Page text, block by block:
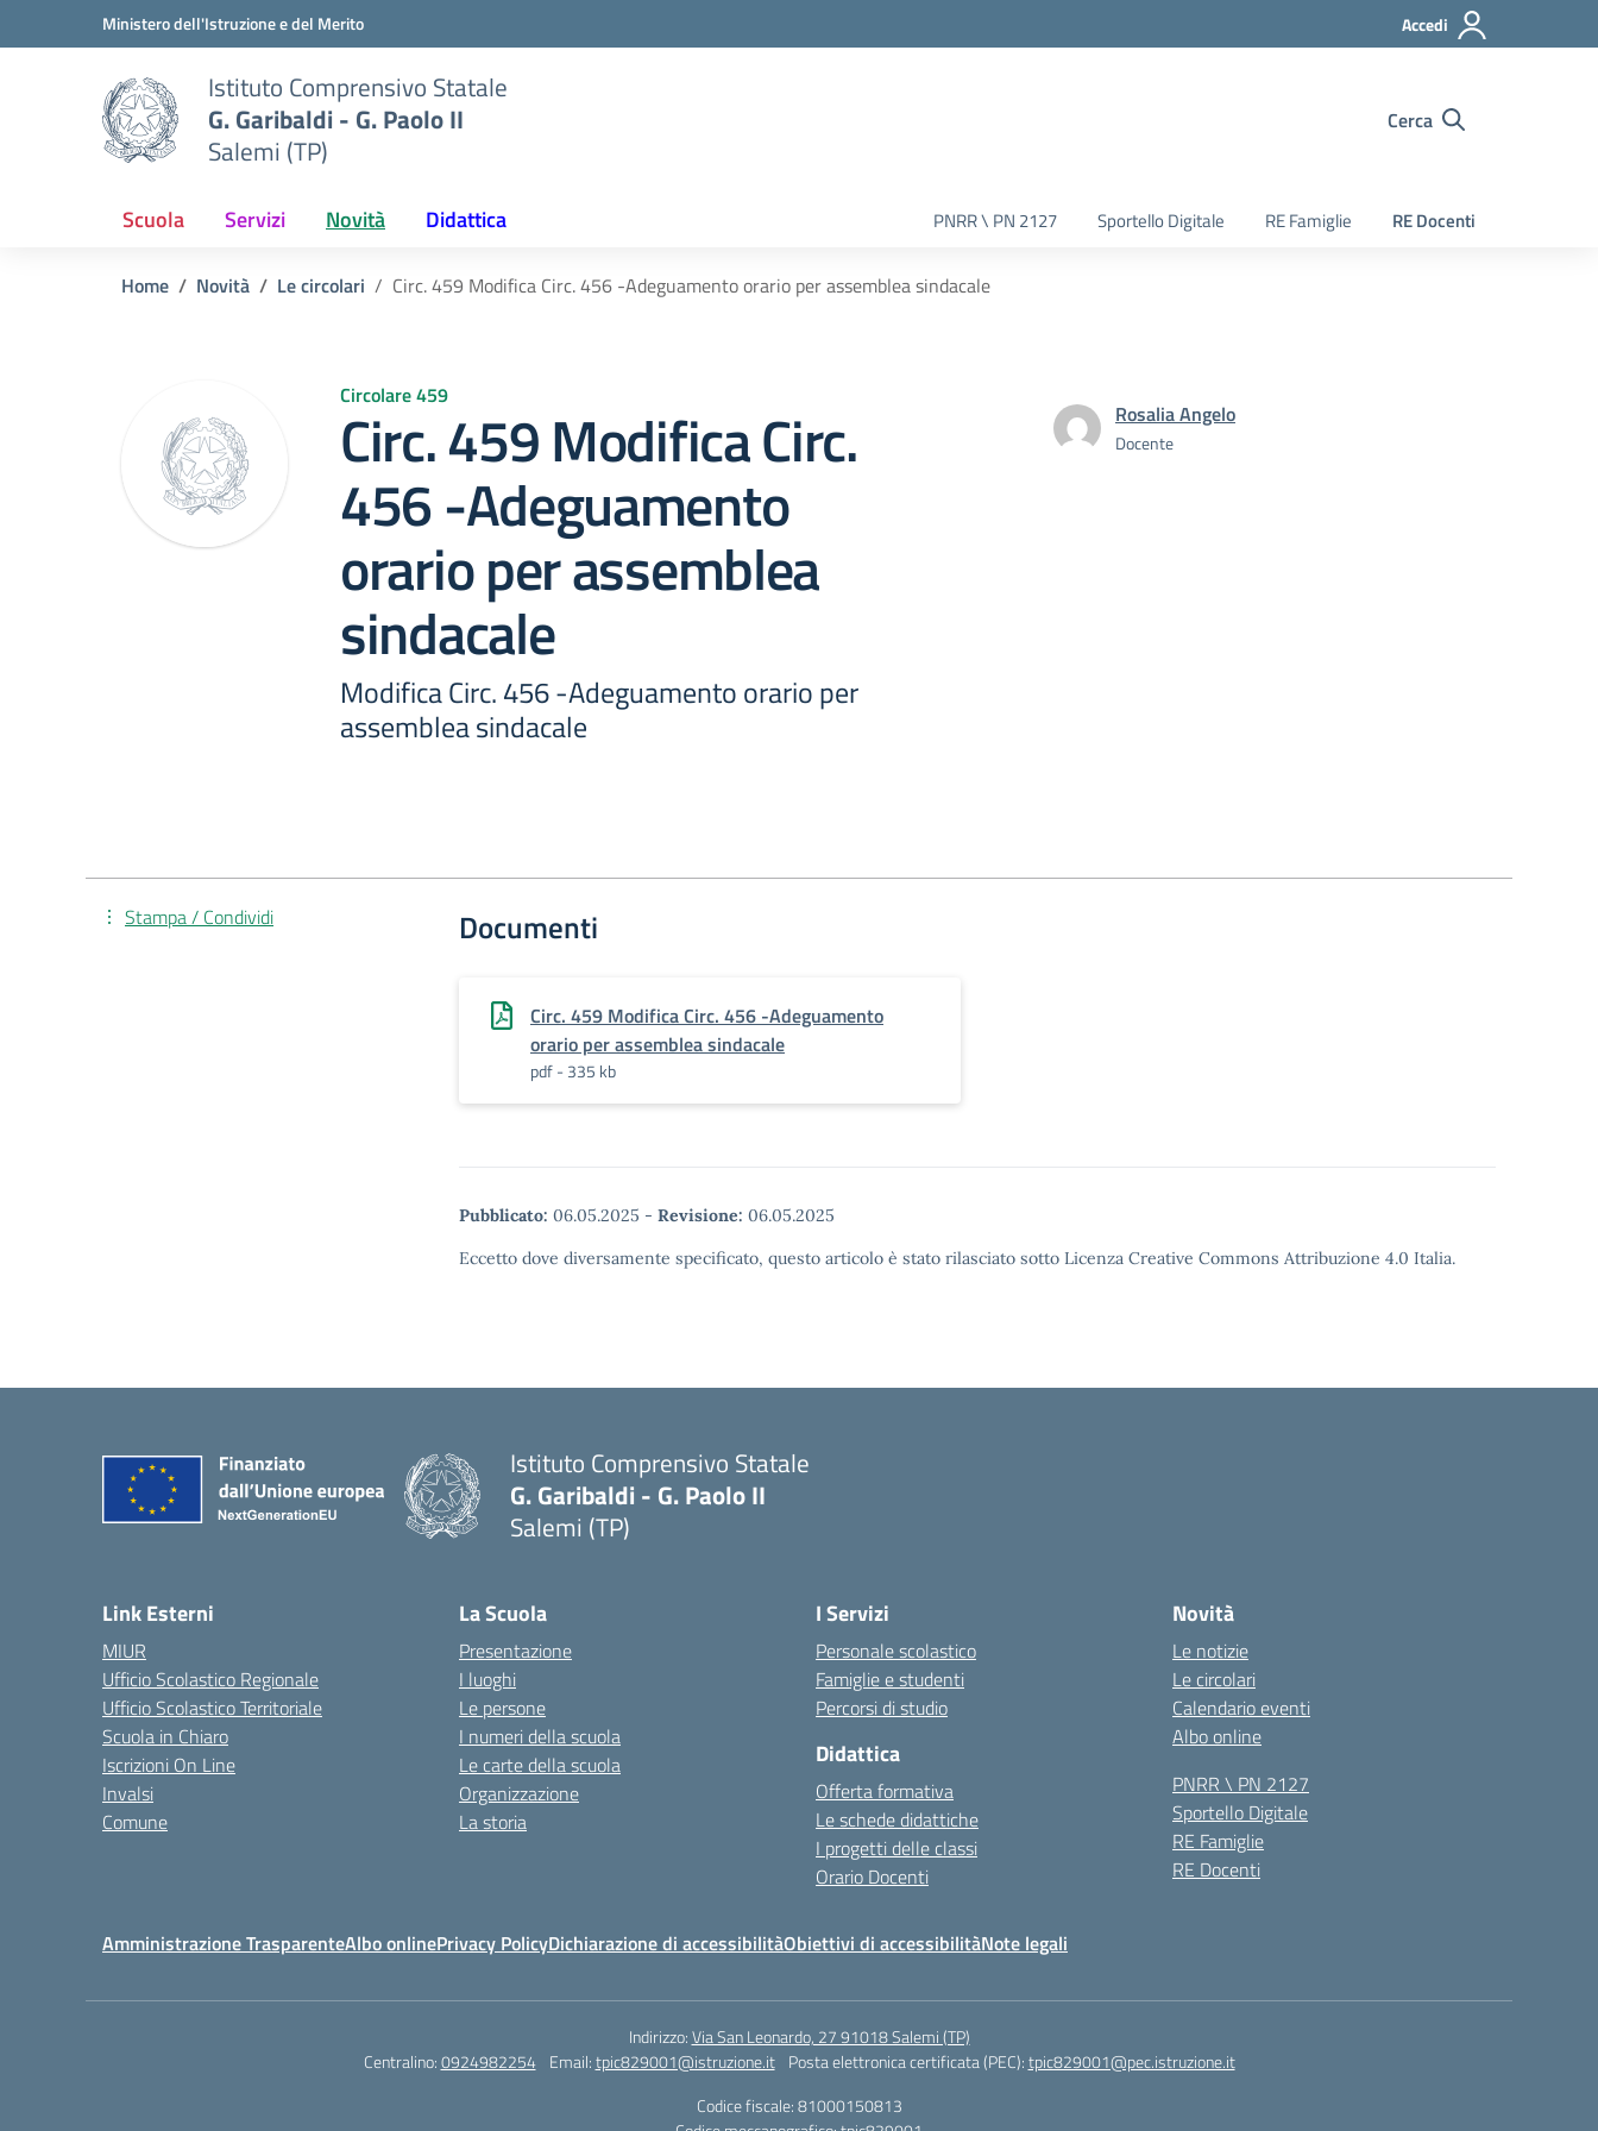
Vai ai contenuti
Vai al menu di navigazioneMinistero dell'Istruzione e del Merito Accedi
Istituto Comprensivo Statale
G. Garibaldi - G. Paolo II
Salemi (TP)
Cerca
Scuola Servizi Novità Didattica PNRR \ PN 2127 Sportello Digitale RE Famiglie RE Docenti
Home Novità Le circolari Circ. 459 Modifica Circ. 456 -Adeguamento orario per assemblea sindacale
Circolare 459
Circ. 459 Modifica Circ.
456 -Adeguamento
orario per assemblea
sindacale
Modifica Circ. 456 -Adeguamento orario per
assemblea sindacale
Rosalia Angelo
Docente
Documenti
Circ. 459 Modifica Circ. 456 -Adeguamento
orario per assemblea sindacale
pdf - 335 kb
Pubblicato: 06.05.2025 - Revisione: 06.05.2025
Eccetto dove diversamente specificato, questo articolo è stato rilasciato sotto Licenza Creative Commons Attribuzione 4.0 Italia.
Stampa / Condividi
Istituto Comprensivo Statale
G. Garibaldi - G. Paolo II
Salemi (TP)
Link Esterni
MIUR
Ufficio Scolastico Regionale
Ufficio Scolastico Territoriale
Scuola in Chiaro
Iscrizioni On Line
Invalsi
Comune
La Scuola
Presentazione
I luoghi
Le persone
I numeri della scuola
Le carte della scuola
Organizzazione
La storia
I Servizi
Personale scolastico
Famiglie e studenti
Percorsi di studio
Didattica
Offerta formativa
Le schede didattiche
I progetti delle classi
Orario Docenti
Novità
Le notizie
Le circolari
Calendario eventi
Albo online
PNRR \ PN 2127
Sportello Digitale
RE Famiglie
RE Docenti
Amministrazione TrasparenteAlbo onlinePrivacy PolicyDichiarazione di accessibilitàObiettivi di accessibilitàNote legali
Indirizzo:Via San Leonardo, 27 91018 Salemi (TP)
Centralino:0924982254 Email:tpic829001@istruzione.it Posta elettronica certificata (PEC):tpic829001@pec.istruzione.it
Codice fiscale: 81000150813